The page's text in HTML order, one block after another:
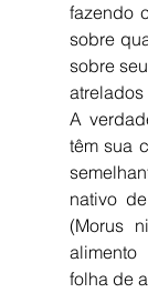
fazendo
sobre
sobre
A
têm sua
nativo
(Morus
folha de